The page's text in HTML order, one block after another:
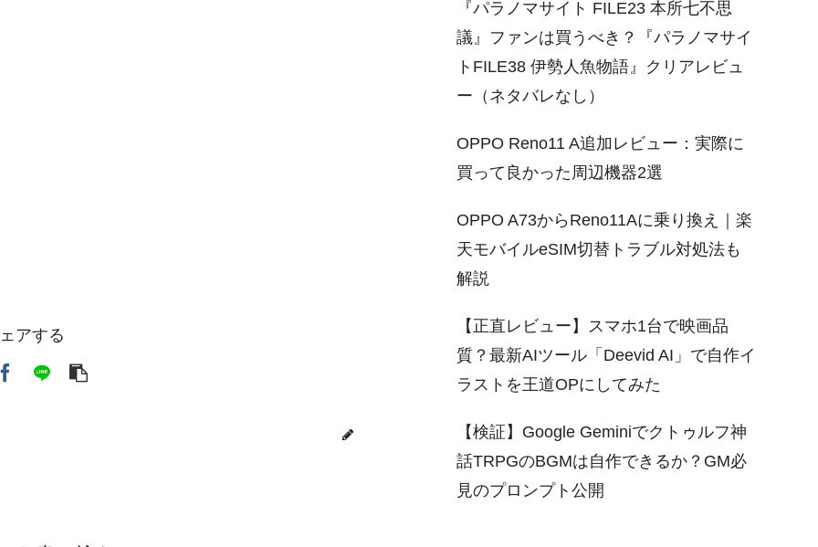
アする
『パラノマサイト FILE23 本所七不思
議』ファンは買うべき？『パラノマサイ
トFILE38 伊勢人魚物語』クリアレビュ
ー（ネタバレなし）
OPPO Reno11 A追加レビュー：実際に
買って良かった周辺機器2選
OPPO A73からReno11Aに乗り換え｜楽
天モバイルeSIM切替トラブル対処法も
解説
【正直レビュー】スマホ1台で映画品
質？最新AIツール「Deevid AI」で自作イ
ラストを王道OPにしてみた
【検証】Google Geminiでクトゥルフ神
話TRPGのBGMは自作できるか？GM必
見のプロンプト公開